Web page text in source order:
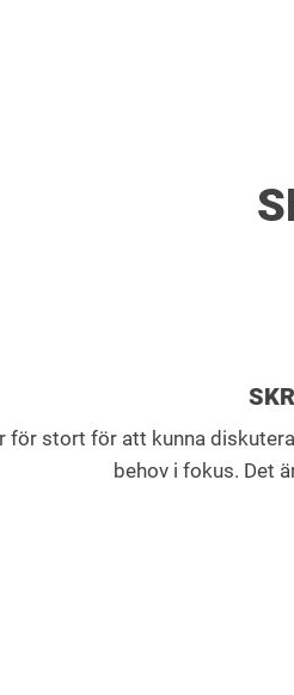
för stort för att kunna
behov i fokus. Det